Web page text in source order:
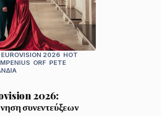
EUROVISION 2026 HOT
ORF PETE
2026:
συνεντεύξεων